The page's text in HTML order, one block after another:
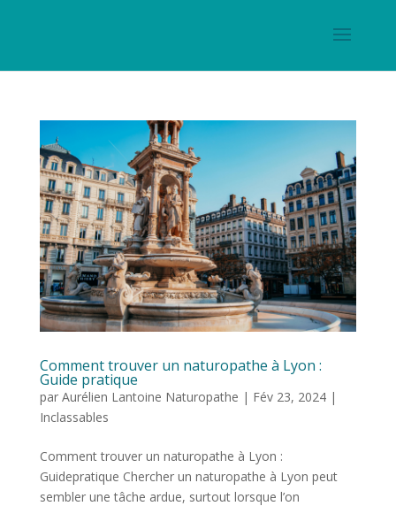
Comment trouver un naturopathe à Lyon :
Guide pratique
par Aurélien Lantoine Naturopathe | Fév 23, 2024|
Inclassables
Comment trouver un naturopathe à Lyon :
Guidepratique Chercher un naturopathe à Lyon peut
sembler une tâche ardue, surtout lorsque l’on